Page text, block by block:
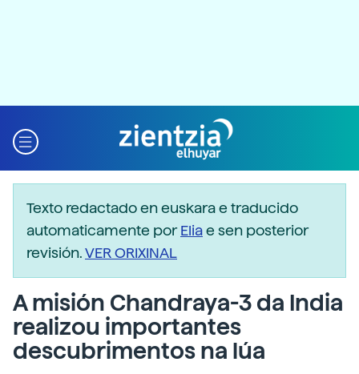
Texto redactado en euskara e traducido
automaticamente porEliae sen posterior
revisión.VER ORIXINAL
A misión Chandraya-3 da India
realizou importantes
descubrimentos na lúa